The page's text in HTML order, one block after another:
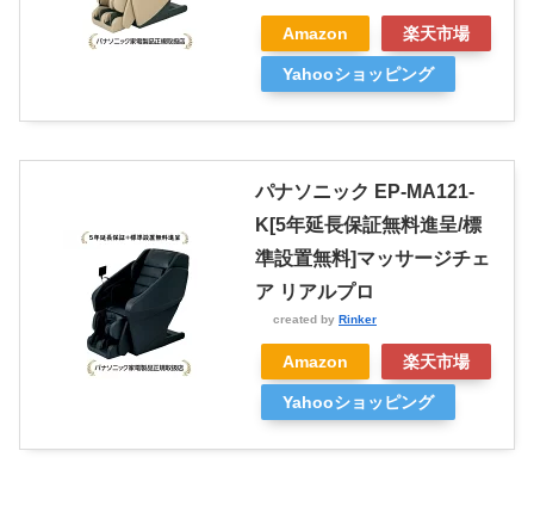
Amazon 楽天市場
Yahooショッピング
パナソニック EP-MA121-
K[5年延長保証無料進呈/標
準設置無料]マッサージチェ
ア リアルプロ
created by Rinker
Amazon 楽天市場
Yahooショッピング